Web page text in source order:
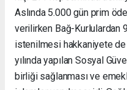
Aslında 5.000 gün prim
verilirken Bağ-Kurlulardan
istenilmesi hakkaniyete
yılında yapılan Sosyal
birliği sağlanması ve